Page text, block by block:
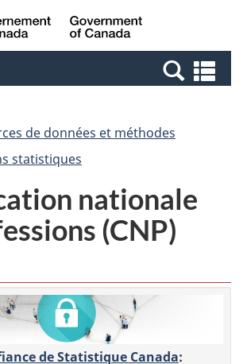
Passer
au
Passer
à
Canada
et
de données et méthodes
statistiques
nationale
(CNP)
de Statistique Canada: